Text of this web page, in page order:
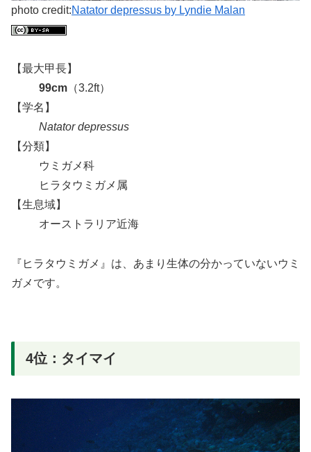
photo credit:Natator depressus by Lyndie Malan
【最大甲長】
99cm （3.2ft）
【学名】
Natator depressus
【分類】
ウミガメ科
ヒラタウミガメ属
【生息域】
オーストラリア近海
『ヒラタウミガメ』は、あまり生体の分かっていないウミ
ガメです。
4位：タイマイ